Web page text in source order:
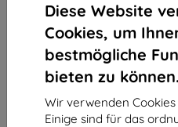
Diese Website
Cookies, um
bestmögliche
bieten zu können.
Wir verwenden
Einige sind für das